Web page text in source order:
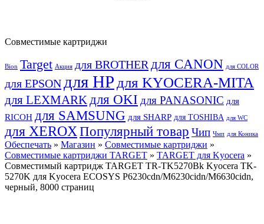
Совместимые картриджи
Bion Target Акция для BROTHER для CANON для COLOR
для EPSON для HP для KYOCERA-MITA
для LEXMARK для OKI для PANASONIC для
RICOH для SAMSUNG для SHARP для TOSHIBA для WC
для XEROX Популярный товар Чип Чмп для Коника
Обеспечать » Магазин » Совместимые картриджи »
Совместимые картриджи TARGET » TARGET для Kyocera »
Совместимый картридж TARGET TR-TK5270Bk Kyocera TK-
5270K для Kyocera ECOSYS P6230cdn/M6230cidn/M6630cidn,
черный, 8000 страниц